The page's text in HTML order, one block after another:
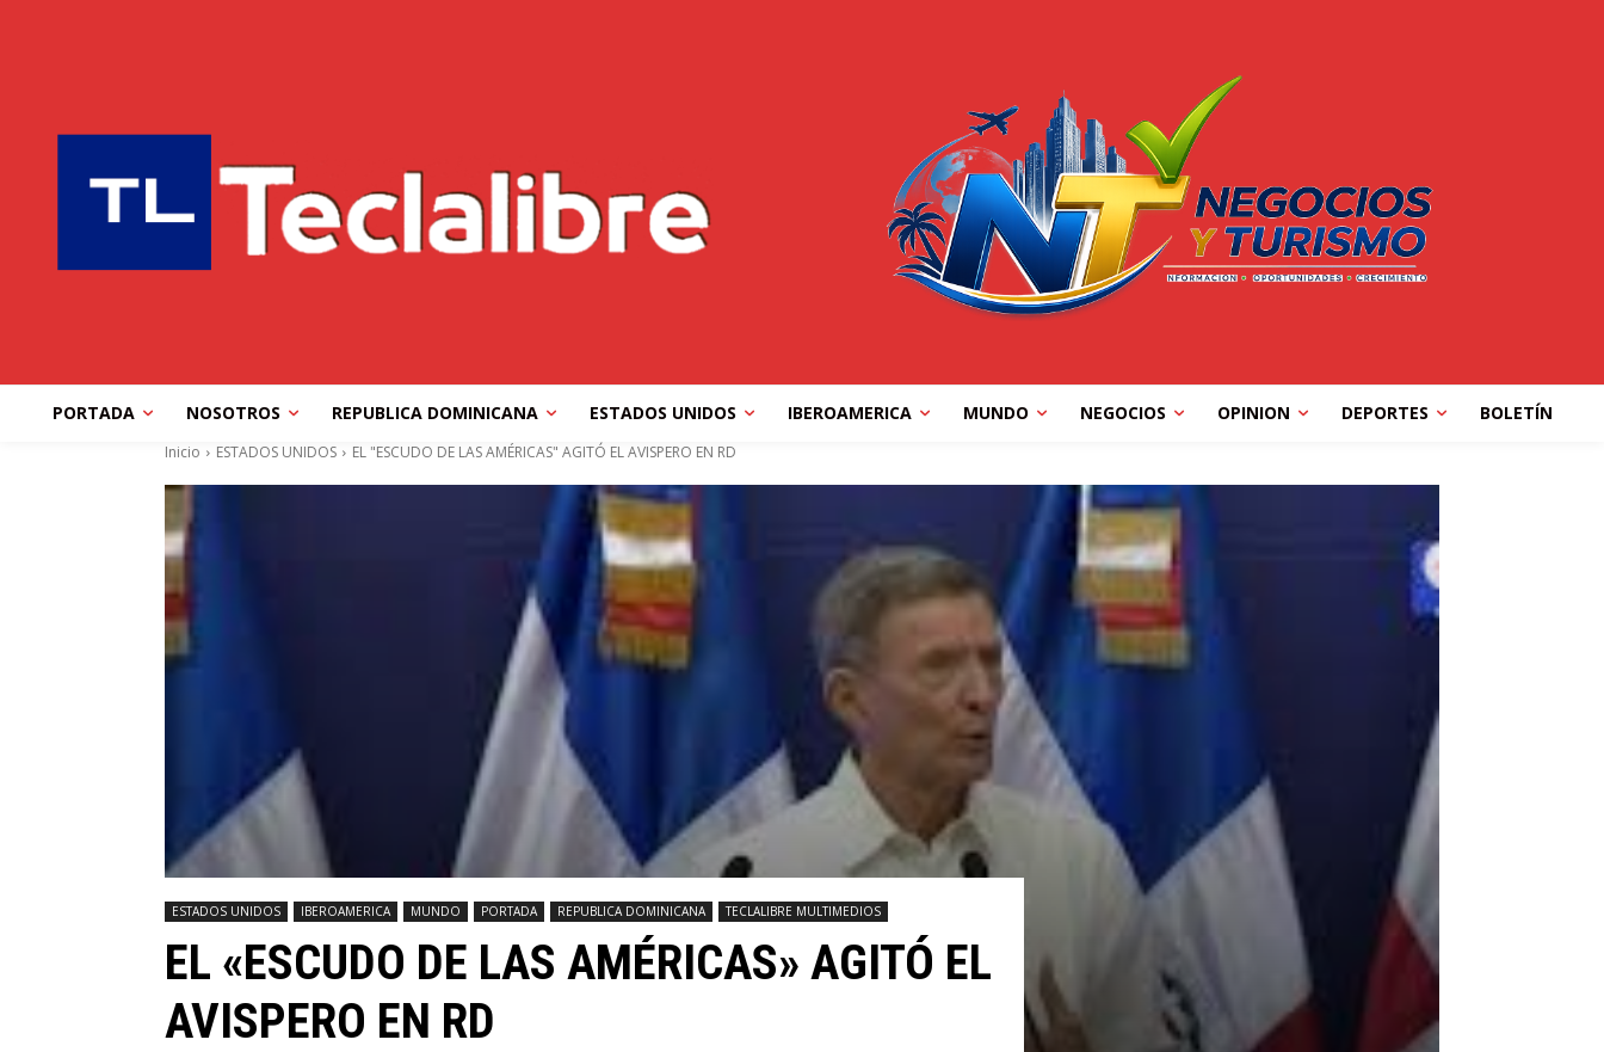
PORTADA NOSOTROS REPUBLICA DOMINICANA ESTADOS UNIDOS IBEROAMERICA MUNDO NEGOCIOS OPINION DEPORTES BOLETÍN
Inicio ESTADOS UNIDOS EL "ESCUDO DE LAS AMÉRICAS" AGITÓ EL AVISPERO EN RD
ESTADOS UNIDOS IBEROAMERICA MUNDO PORTADA REPUBLICA DOMINICANA TECLALIBRE MULTIMEDIOS
EL «ESCUDO DE LAS AMÉRICAS» AGITÓ EL
AVISPERO EN RD